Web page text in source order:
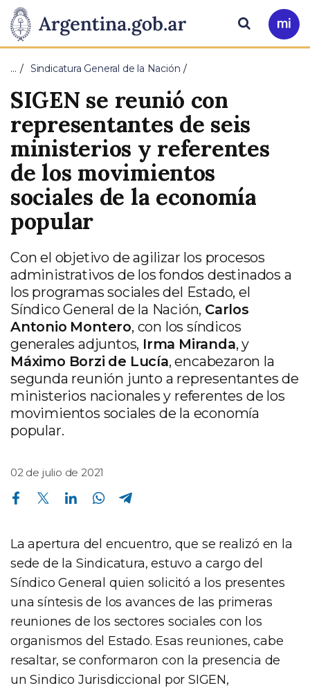
Presidencia
de
la
Nación
Pasar al contenido principal
Ir
a
Buscar
… Sindicatura General de la Nación
SIGEN se reunió con
representantes de seis
ministerios y referentes
de los movimientos
sociales de la economía
popular
Con el objetivo de agilizar los procesos
administrativos de los fondos destinados a
los programas sociales del Estado, el
Síndico General de la Nación, Carlos
Antonio Montero, con los síndicos
generales adjuntos, Irma Miranda, y
Máximo Borzi de Lucía, encabezaron la
segunda reunión junto a representantes de
ministerios nacionales y referentes de los
movimientos sociales de la economía
popular.
02 de julio de 2021
Compartir en Facebook Compartir en Twitter Compartir en Linkedin Compartir en Whatsapp
La apertura del encuentro, que se realizó en la
sede de la Sindicatura, estuvo a cargo del
Síndico General quien solicitó a los presentes
una síntesis de los avances de las primeras
reuniones de los sectores sociales con los
organismos del Estado. Esas reuniones, cabe
resaltar, se conformaron con la presencia de
un Sindico Jurisdiccional por SIGEN,